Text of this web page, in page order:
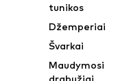
tunikos
Džemperiai
Švarkai
Maudymosi
drabužiai